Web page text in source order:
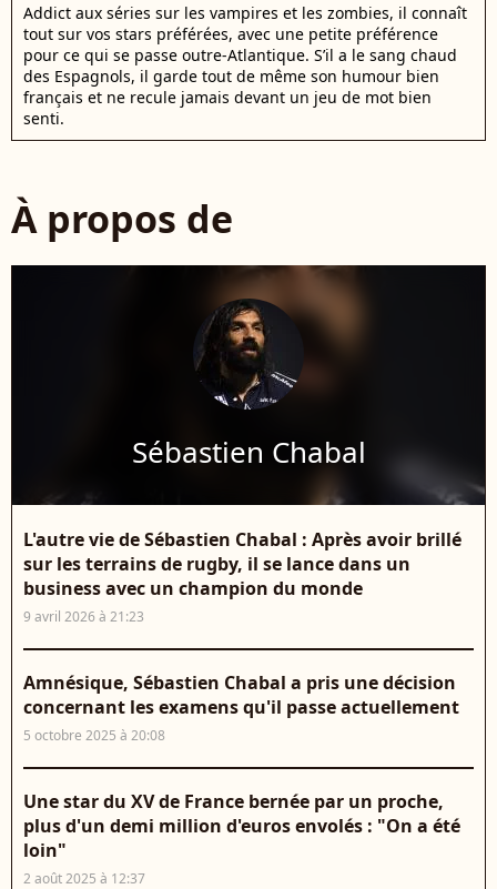
Addict aux séries sur les vampires et les zombies, il connaît
tout sur vos stars préférées, avec une petite préférence
pour ce qui se passe outre-Atlantique. S’il a le sang chaud
des Espagnols, il garde tout de même son humour bien
français et ne recule jamais devant un jeu de mot bien
senti.
À propos de
Sébastien Chabal
L'autre vie de Sébastien Chabal : Après avoir brillé
sur les terrains de rugby, il se lance dans un
business avec un champion du monde
9 avril 2026 à 21:23
Amnésique, Sébastien Chabal a pris une décision
concernant les examens qu'il passe actuellement
5 octobre 2025 à 20:08
Une star du XV de France bernée par un proche,
plus d'un demi million d'euros envolés : "On a été
loin"
2 août 2025 à 12:37